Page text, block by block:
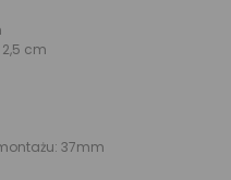
cm
37mm